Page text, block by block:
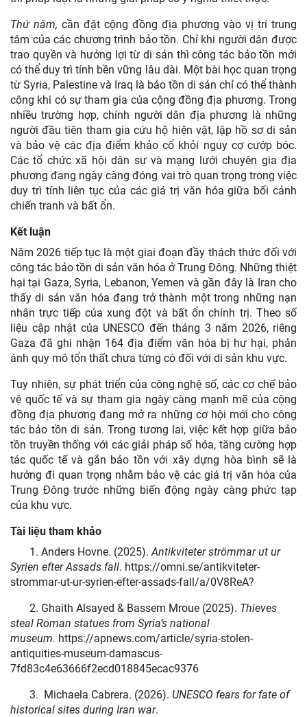
Thứ năm, cần đặt cộng đồng địa phương vào vị trí trung
tâm của các chương trình bảo tồn. Chỉ khi người dân được
trao quyền và hưởng lợi từ di sản thì công tác bảo tồn mới
có thể duy trì tính bền vững lâu dài. Một bài học quan trọng
từ Syria, Palestine và Iraq là bảo tồn di sản chỉ có thể thành
công khi có sự tham gia của cộng đồng địa phương. Trong
nhiều trường hợp, chính người dân địa phương là những
người đầu tiên tham gia cứu hộ hiện vật, lập hồ sơ di sản
và bảo vệ các địa điểm khảo cổ khỏi nguy cơ cướp bóc.
Các tổ chức xã hội dân sự và mạng lưới chuyên gia địa
phương đang ngày càng đóng vai trò quan trọng trong việc
duy trì tính liên tục của các giá trị văn hóa giữa bối cảnh
chiến tranh và bất ổn.
Kết luận
Năm 2026 tiếp tục là một giai đoạn đầy thách thức đối với
công tác bảo tồn di sản văn hóa ở Trung Đông. Những thiệt
hại tại Gaza, Syria, Lebanon, Yemen và gần đây là Iran cho
thấy di sản văn hóa đang trở thành một trong những nạn
nhân trực tiếp của xung đột và bất ổn chính trị. Theo số
liệu cập nhật của UNESCO đến tháng 3 năm 2026, riêng
Gaza đã ghi nhận 164 địa điểm văn hóa bị hư hại, phản
ánh quy mô tổn thất chưa từng có đối với di sản khu vực.
Tuy nhiên, sự phát triển của công nghệ số, các cơ chế bảo
vệ quốc tế và sự tham gia ngày càng mạnh mẽ của cộng
đồng địa phương đang mở ra những cơ hội mới cho công
tác bảo tồn di sản. Trong tương lai, việc kết hợp giữa bảo
tồn truyền thống với các giải pháp số hóa, tăng cường hợp
tác quốc tế và gắn bảo tồn với xây dựng hòa bình sẽ là
hướng đi quan trọng nhằm bảo vệ các giá trị văn hóa của
Trung Đông trước những biến động ngày càng phức tạp
của khu vực.
Tài liệu tham khảo
1.Anders Hovne. (2025).Antikviteter strömmar ut ur
Syrien efter Assads fall. https://omni.se/antikviteter-
strommar-ut-ur-syrien-efter-assads-fall/a/0V8ReA?
2. Ghaith Alsayed & Bassem Mroue (2025). Thieves
steal Roman statues from Syria’s national
museum. https://apnews.com/article/syria-stolen-
antiquities-museum-damascus-
7fd83c4e63666f2ecd018845ecac9376
3. Michaela Cabrera. (2026). UNESCO fears for fate of
historical sites during Iran war.